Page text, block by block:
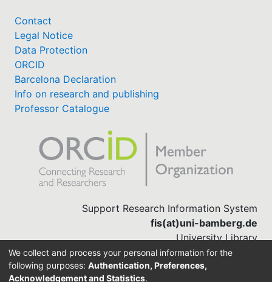
Contact
Legal Notice
Data Protection
ORCID
Barcelona Declaration
Info on research and publishing
Professor Catalogue
Support Research Information System
fis(at)uni-bamberg.de
University Library
(0951) 863-1568
We collect and process your personal information for the
following purposes: Authentication, Preferences,
Acknowledgement and Statistics.